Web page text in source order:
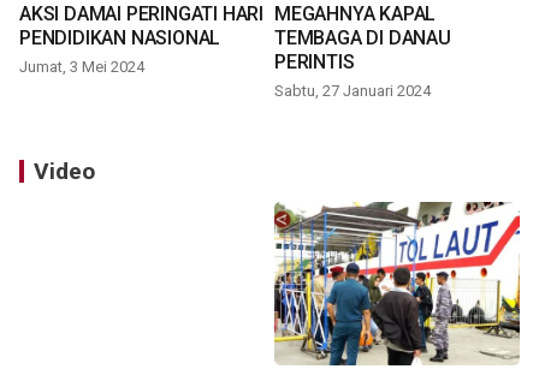
AKSI DAMAI PERINGATI HARI
PENDIDIKAN NASIONAL
Jumat, 3 Mei 2024
MEGAHNYA KAPAL
TEMBAGA DI DANAU
PERINTIS
Sabtu, 27 Januari 2024
Video